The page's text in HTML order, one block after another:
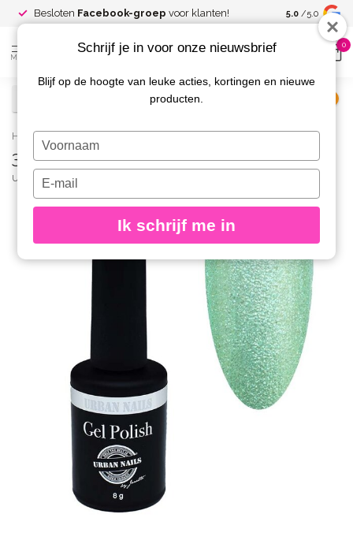
Besloten Facebook-groep voor klanten! Spaar voor
kortingen
5.0 /5.0
MENU
0
Home / 33 Enchanted Gelpolish 8 gr.
33 Enchanted Gelpolish 8 gr.
URBAN NAILS
Schrijf je in voor onze nieuwsbrief
Blijf op de hoogte van leuke acties, kortingen en nieuwe
producten.
Typ
je
naam
Typ
je
e-
in
Ik schrijf me in